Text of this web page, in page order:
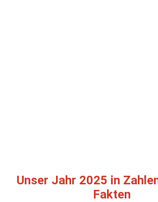
Unser Jahr 2025 in
Fakten